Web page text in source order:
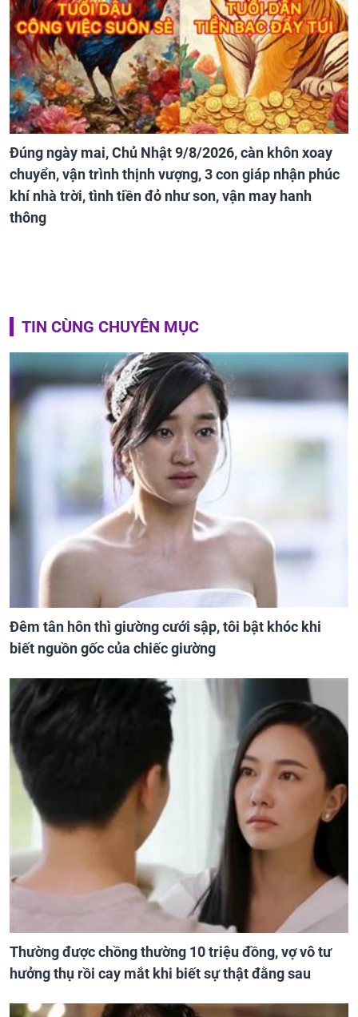
Đúng ngày mai, Chủ Nhật 9/8/2026, càn khôn xoay
chuyển, vận trình thịnh vượng, 3 con giáp nhận phúc
khí nhà trời, tình tiền đỏ như son, vận may hanh
thông
TIN CÙNG CHUYÊN MỤC
Đêm tân hôn thì giường cưới sập, tôi bật khóc khi
biết nguồn gốc của chiếc giường
Thường được chồng thường 10 triệu đồng, vợ vô tư
hưởng thụ rồi cay mắt khi biết sự thật đằng sau